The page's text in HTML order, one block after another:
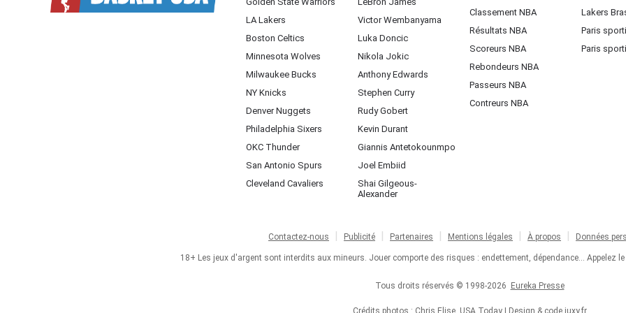
LA Lakers
Boston Celtics
Minnesota Wolves
Milwaukee Bucks
NY Knicks
Denver Nuggets
Philadelphia Sixers
OKC Thunder
San Antonio Spurs
Cleveland Cavaliers
Victor Wembanyama
Luka Doncic
Nikola Jokic
Anthony Edwards
Stephen Curry
Rudy Gobert
Kevin Durant
Giannis Antetokounmpo
Joel Embiid
Shai Gilgeous-
Alexander
Classement NBA
Résultats NBA
Scoreurs NBA
Rebondeurs NBA
Passeurs NBA
Contreurs NBA
Lakers
Paris
Paris
Contactez-nous Publicité Partenaires Mentions légales À propos Données
18+ Les jeux d'argent sont interdits aux mineurs. Jouer comporte des risques : endettement, dépendance... Appelez
Tous droits réservés © 1998-2026 Eureka Presse
Crédits photos : Chris Elise, USA Today | Design & code juxy.fr